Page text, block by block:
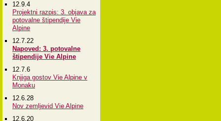
12.9.4
Projektni razpis: 3. objava za
potovalne štipendije Vie
Alpine
12.7.22
Napoved: 3. potovalne
štipendije Vie Alpine
12.7.6
Knjiga gostov Vie Alpine v
Monaku
12.6.28
Nov zemljevid Vie Alpine
12.6.20